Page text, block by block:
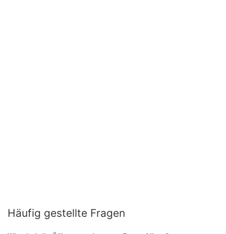
Häufig gestellte Fragen